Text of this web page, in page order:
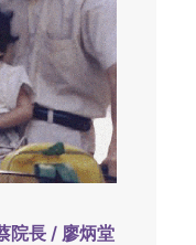
院長 / 廖炳堂